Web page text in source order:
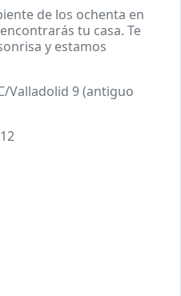
de los ochenta en
tu casa. Te
y estamos
Valladolid 9 (antiguo